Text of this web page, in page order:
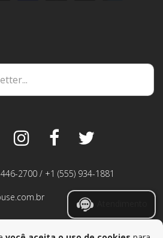
2700 / +1 (555) 934-1881